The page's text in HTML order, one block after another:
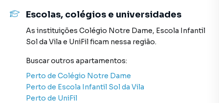
Imóveis é uma imobiliária digital com imóveis em diversas
cidades do Brasil, incluindo São Paulo.
imóvel muito mais rápido do que em imobiliárias
tradicionais. Já vendemos e locamos diversos imóveis em
São Paulo, especialmente em Sumaré. Isso porque temos
uma equipe de marketing digital focada em produzir
Escolas, colégios e universidades
As instituições Colégio Notre Dame, Escola Infantil
Sol da Vila e UniFilficam nessa região.
Buscar outros apartamentos:
Perto de Colégio Notre Dame
Perto de Escola Infantil Sol da Vila
Perto de UniFil